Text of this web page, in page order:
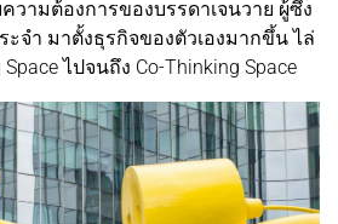
วามต้องการของบรรดาเจนวาย ผู้ซึ่ง
จำ มาตั้งธุรกิจของตัวเองมากขึ้น ไล่
Space ไปจนถึง Co-Thinking Space